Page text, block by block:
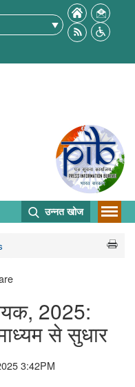
उन्नत खोज
2025:
से सुधार
3:42PM